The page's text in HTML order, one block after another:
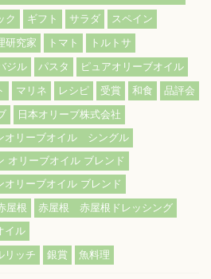
ク ギフト サラダ
スペイン
研究家 トマト
トルトサ
ジル パスタ
ピュアオリーブオイル
マリネ レシピ 受賞 和食
品評会
日本オリーブ株式会社
オリーブオイル シングル
オリーブオイル ブレンド
リーブオイル ブレンド
屋根
赤屋根 赤屋根ドレッシング
イル
リッチ
銀賞 魚料理